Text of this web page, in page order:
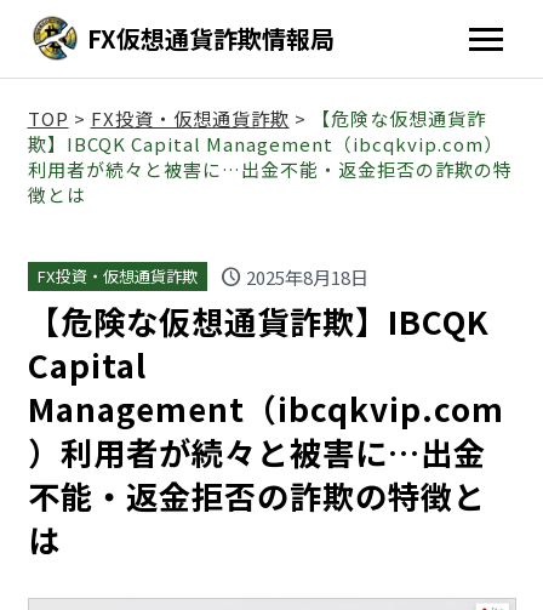
FX仮想通貨詐欺情報局
TOP > FX投資・仮想通貨詐欺 >
【危険な仮想通貨詐
欺】IBCQK Capital Management（ibcqkvip.com）
利用者が続々と被害に…出金不能・返金拒否の詐欺の特
徴とは
FX投資・仮想通貨詐欺 schedule 2025年8月18日
【危険な仮想通貨詐欺】IBCQK
Capital
Management（ibcqkvip.com
）利用者が続々と被害に…出金
不能・返金拒否の詐欺の特徴と
は